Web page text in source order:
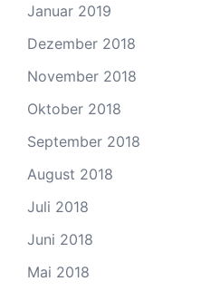
Januar 2019
Dezember 2018
November 2018
Oktober 2018
September 2018
August 2018
Juli 2018
Juni 2018
Mai 2018